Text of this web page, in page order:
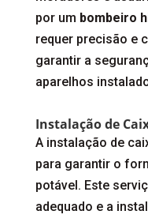
por um bombeiro
requer precisão e
garantir a
aparelhos
Instalação de
A instalação de
para garantir o
potável. Este
adequado e a